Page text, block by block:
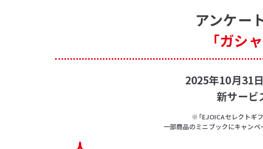
アンケー
「ガシ
2025年10月31
新サービ
※「EJOICAセレクトギ
一部商品のミニブックにキャンペ